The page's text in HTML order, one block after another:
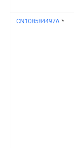
CN108584497A *